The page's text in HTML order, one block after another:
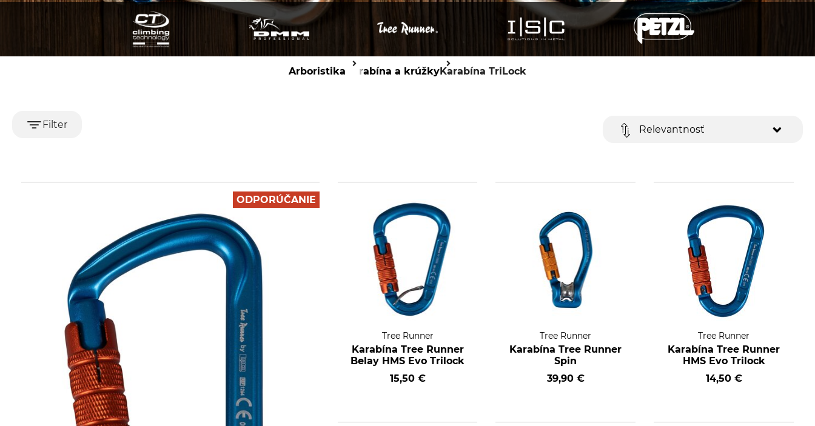
Arboristika Karabína a krúžkyKarabína TriLock
Filter Relevantnosť
ODPORÚČANIE
Tree Runner
Karabína Tree Runner
Belay HMS Evo Trilock
15,50 €
Tree Runner
Karabína Tree Runner
Spin
39,90 €
Tree Runner
Karabína Tree Runner
HMS Evo Trilock
14,50 €